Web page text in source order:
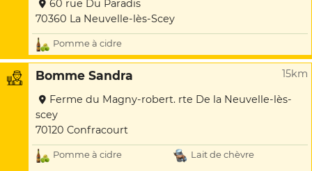
60 rue Du Paradis
70360 La Neuvelle-lès-Scey
Pomme à cidre
Bomme Sandra 15km
Ferme du Magny-robert. rte De la Neuvelle-lès-
scey
70120 Confracourt
Pomme à cidre
Lait de chèvre